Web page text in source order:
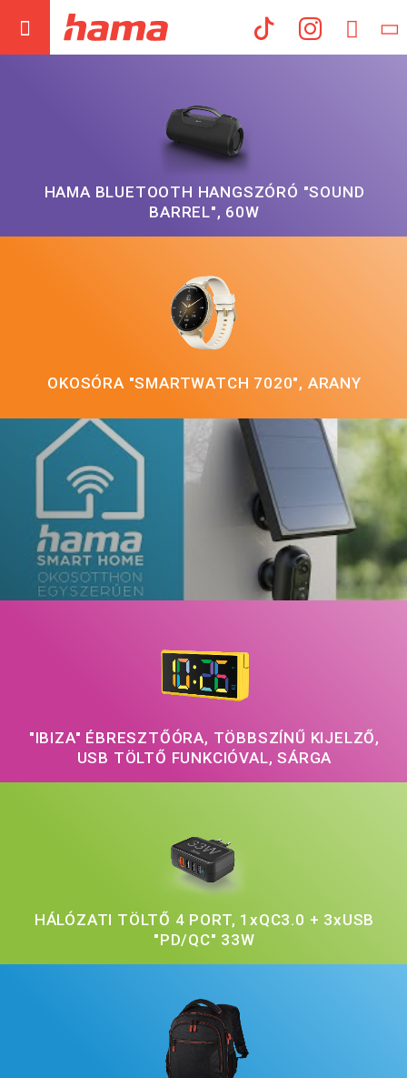
HAMA BLUETOOTH HANGSZÓRÓ "SOUND
BARREL", 60W
OKOSÓRA "SMARTWATCH 7020", ARANY
"IBIZA" ÉBRESZTŐÓRA, TÖBBSZÍNŰ KIJELZŐ,
USB TÖLTŐ FUNKCIÓVAL, SÁRGA
HÁLÓZATI TÖLTŐ 4 PORT, 1xQC3.0 + 3xUSB
"PD/QC" 33W